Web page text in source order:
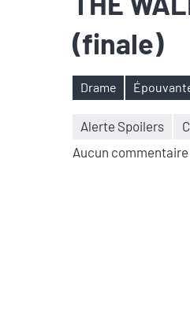
(finale)
Étiquettes
Drame
Alerte Spoilers
Aucun commentaire